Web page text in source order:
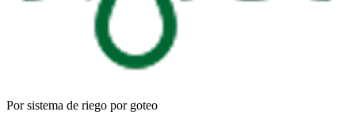
Por sistema de riego por goteo